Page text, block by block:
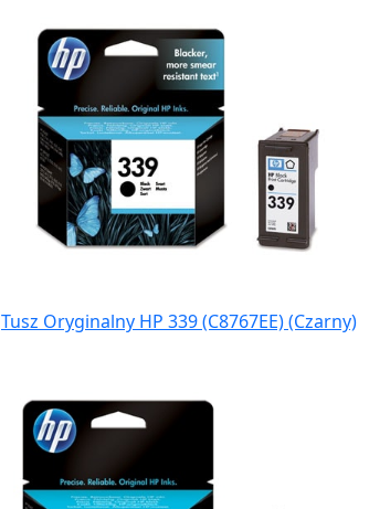
Tusz Oryginalny HP 339 (C8767EE) (Czarny)